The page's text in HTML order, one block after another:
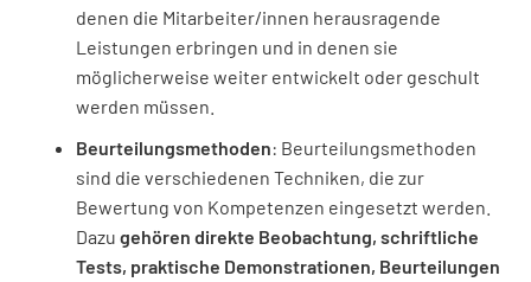
denen die Mitarbeiter/innen herausragende
Leistungen erbringen und in denen sie
möglicherweise weiter entwickelt oder geschult
werden müssen.
Beurteilungsmethoden: Beurteilungsmethoden
sind die verschiedenen Techniken, die zur
Bewertung von Kompetenzen eingesetzt werden.
Dazu gehören direkte Beobachtung, schriftliche
Tests, praktische Demonstrationen, Beurteilungen